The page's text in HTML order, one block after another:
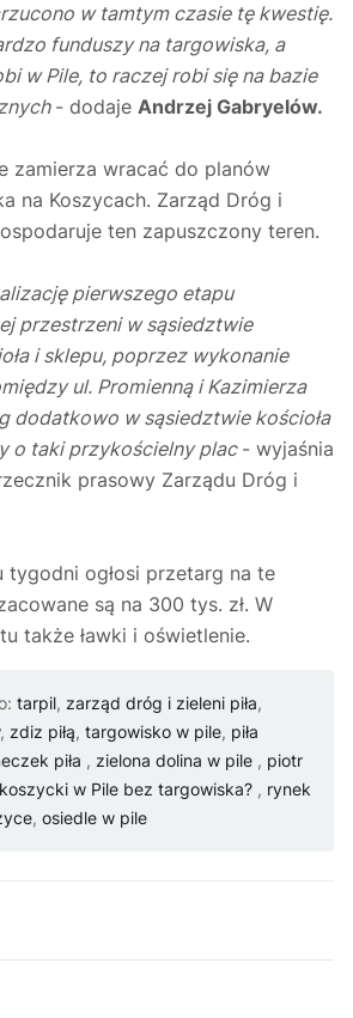
w tamtym czasie tę kwestię.
funduszy na targowiska, a
w Pile, to raczej robi się na bazie
- dodaje Andrzej Gabryelów.
zamierza wracać do planów
na Koszycach. Zarząd Dróg i
ten zapuszczony teren.
pierwszego etapu
przestrzeni w sąsiedztwie
i sklepu, poprzez wykonanie
ul. Promienną i Kazimierza
dodatkowo w sąsiedztwie kościoła
o taki przykościelny plac - wyjaśnia
prasowy Zarządu Dróg i
tygodni ogłosi przetarg na te
są na 300 tys. zł. W
także ławki i oświetlenie.
tarpil, zarząd dróg i zieleni piła,
, zdiz piłą, targowisko w pile, piła
piła , zielona dolina w pile , piotr
w Pile bez targowiska? , rynek
, osiedle w pile